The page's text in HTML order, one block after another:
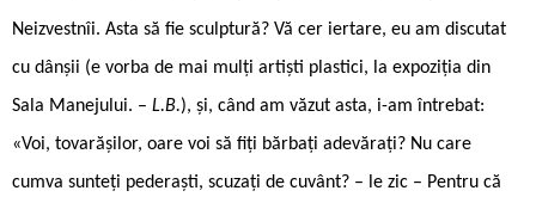
Neizvestnîi. Asta să fie sculptură? Vă cer iertare, eu am discutat
cu dânșii (e vorba de mai mulți artiști plastici, la expoziția din
Sala Manejului. – L.B.), și, când am văzut asta, i-am întrebat:
«Voi, tovarășilor, oare voi să fiți bărbați adevărați? Nu care
cumva sunteți pederaști, scuzați de cuvânt? – le zic – Pentru că